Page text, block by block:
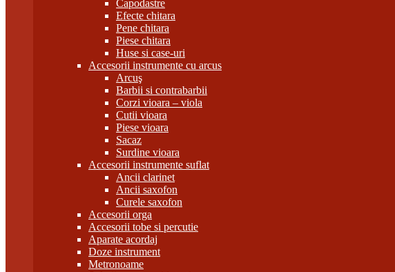
Capodastre
Efecte chitara
Pene chitara
Piese chitara
Huse si case-uri
Accesorii instrumente cu arcus
Arcuş
Barbii si contrabarbii
Corzi vioara – viola
Cutii vioara
Piese vioara
Sacaz
Surdine vioara
Accesorii instrumente suflat
Ancii clarinet
Ancii saxofon
Curele saxofon
Accesorii orga
Accesorii tobe si percutie
Aparate acordaj
Doze instrument
Metronoame